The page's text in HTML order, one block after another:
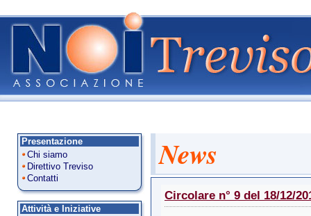
Presentazione
Chi siamo
Direttivo Treviso
Contatti
Attività e Iniziative
News
Circolare n° 9 del 18/12/